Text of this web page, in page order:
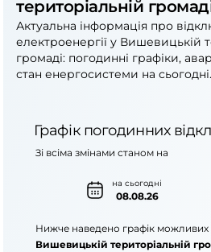
територіальній
Актуальна інформація про
електроенергії у Вишевицькій
громаді: погодинні графіки,
стан енергосистеми на сьогодні.
Графік погодинних
на сьогодні
08.08.26
Зі всіма змінами станом на
Нижче наведено графік можливих
Вишевицькій територіальній